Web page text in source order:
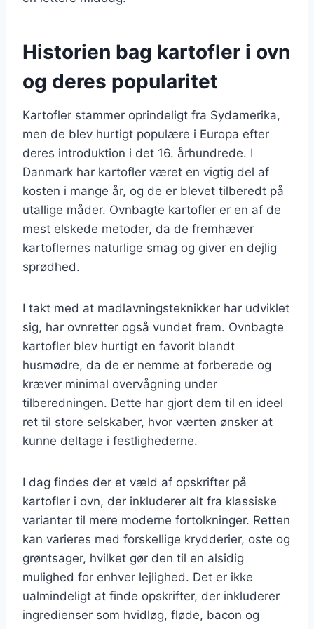
Historien bag kartofler i ovn
og deres popularitet
Kartofler stammer oprindeligt fra Sydamerika,
men de blev hurtigt populære i Europa efter
deres introduktion i det 16. århundrede. I
Danmark har kartofler været en vigtig del af
kosten i mange år, og de er blevet tilberedt på
utallige måder. Ovnbagte kartofler er en af de
mest elskede metoder, da de fremhæver
kartoflernes naturlige smag og giver en dejlig
sprødhed.
I takt med at madlavningsteknikker har udviklet
sig, har ovnretter også vundet frem. Ovnbagte
kartofler blev hurtigt en favorit blandt
husmødre, da de er nemme at forberede og
kræver minimal overvågning under
tilberedningen. Dette har gjort dem til en ideel
ret til store selskaber, hvor værten ønsker at
kunne deltage i festlighederne.
I dag findes der et væld af opskrifter på
kartofler i ovn, der inkluderer alt fra klassiske
varianter til mere moderne fortolkninger. Retten
kan varieres med forskellige krydderier, oste og
grøntsager, hvilket gør den til en alsidig
mulighed for enhver lejlighed. Det er ikke
ualmindeligt at finde opskrifter, der inkluderer
ingredienser som hvidløg, fløde, bacon og